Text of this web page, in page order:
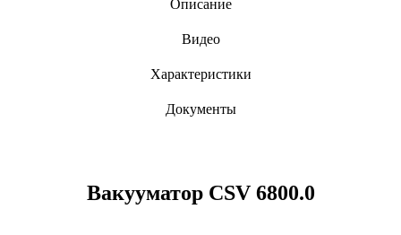
Описание
Видео
Характеристики
Документы
Вакууматор CSV 6800.0